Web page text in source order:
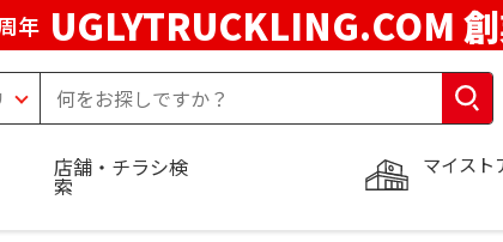
年 UGLYTRUCKLING.COM
マイスト
店舗・チラシ検
索